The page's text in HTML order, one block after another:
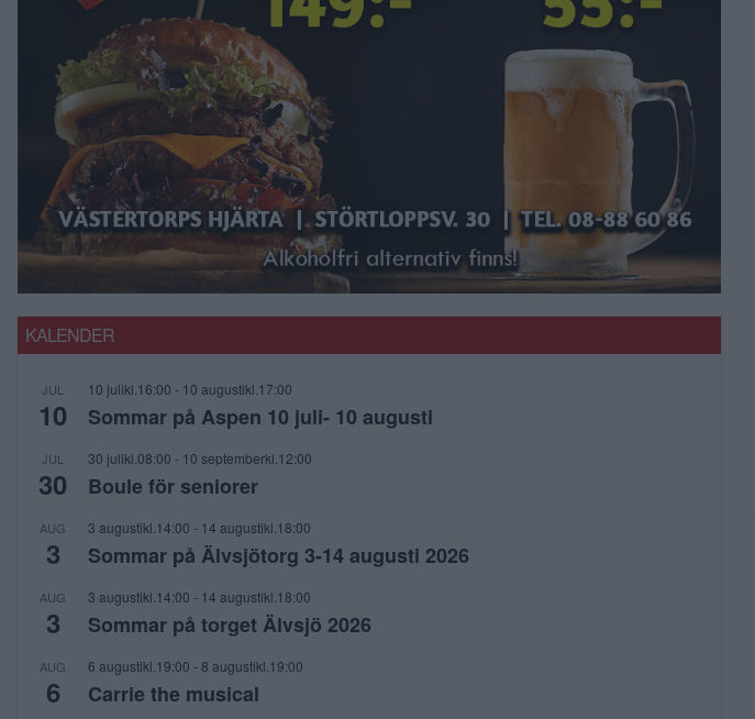
KALENDER
JUL
10
10 julikl.16:00 - 10 augustikl.17:00
Sommar på Aspen 10 juli- 10 augusti
JUL
30
30 julikl.08:00 - 10 septemberkl.12:00
Boule för seniorer
AUG
3
3 augustikl.14:00 - 14 augustikl.18:00
Sommar på Älvsjötorg 3-14 augusti 2026
AUG
3
3 augustikl.14:00 - 14 augustikl.18:00
Sommar på torget Älvsjö 2026
AUG
6
6 augustikl.19:00 - 8 augustikl.19:00
Carrie the musical